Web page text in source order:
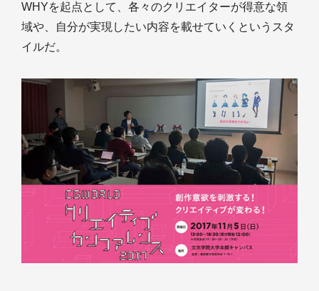
WHYを起点として、各々のクリエイターが得意な領
域や、自分が実現したい内容を載せていくというスタ
イルだ。